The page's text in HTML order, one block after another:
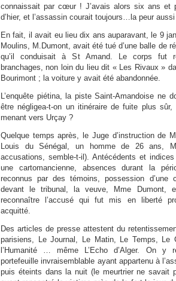
connaissait par cœur ! J’avais alors six ans et
d’hier, et l’assassin courait toujours…la peur
En fait, il avait eu lieu dix ans auparavant, le 9
Moulins, M.Dumont, avait été tué d’une balle de
qu’il conduisait à St Amand. Le corps fut
branchages, non loin du lieu dit « Les Rivaux »
Bourimont ; la voiture y avait été abandonnée.
L’enquête piétina, la piste Saint-Amandoise ne
être négligea-t-on un itinéraire de fuite plus
menant vers Urçay ?
Quelque temps après, le Juge d’instruction de
Louis du Sénégal, un homme de 26 ans,
accusations, semble-t-il). Antécédents et
une cartomancienne, absences durant la
reconnus par des témoins, possession
devant le tribunal, la veuve, Mme Dumont,
reconnaître l’accusé qui fut mis en liberté
acquitté.
Des articles de presse attestent du
parisiens, Le Journal, Le Matin, Le Temps, Le
l’Humanité … même L’Echo d’Alger. On y
portefeuille invraisemblable ayant appartenu à
puis éteints dans la nuit (le meurtrier ne savait